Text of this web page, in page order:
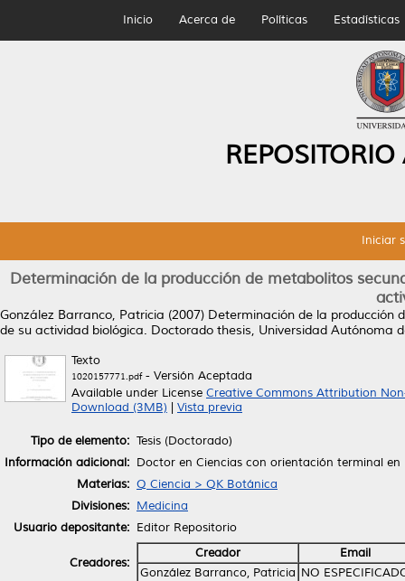
Inicio Acerca de Políticas Estadísticas
Iniciar
Determinación de la producción de metabolitos
González Barranco, Patricia (2007) Determinación de la producción
de su actividad biológica. Doctorado thesis, Universidad Autónoma
Texto
1020157771.pdf- Versión Aceptada
Available under License Creative Commons Attribution
Download (3MB)
Vista previa
Tipo de elemento: Tesis (Doctorado)
Información adicional: Doctor en Ciencias con orientación terminal
Materias: Q Ciencia > QK Botánica
Divisiones: Medicina
Usuario depositante: Editor Repositorio
Creadores:
Creador
Email
González Barranco, Patricia NO